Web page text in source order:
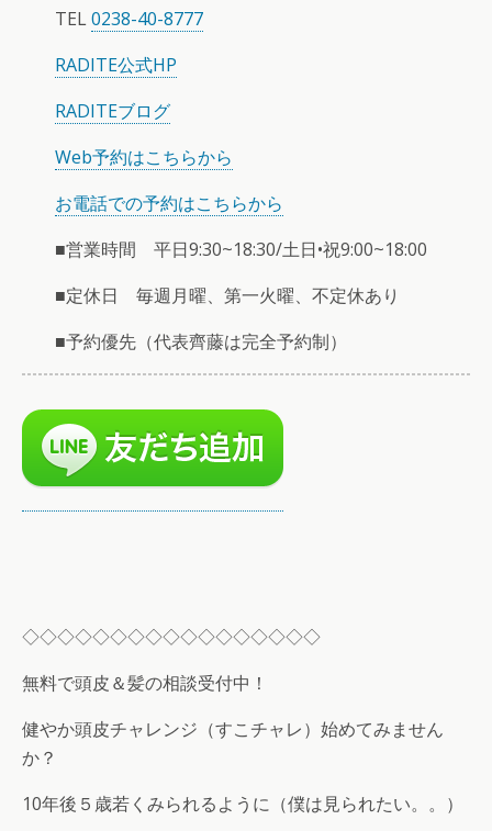
TEL0238-40-8777
RADITE公式HP
RADITEブログ
Web予約はこちらから
お電話での予約はこちらから
■営業時間 平日9:30~18:30/土日•祝9:00~18:00
■定休日 毎週月曜、第一火曜、不定休あり
■予約優先（代表齊藤は完全予約制）
◇◇◇◇◇◇◇◇◇◇◇◇◇◇◇◇◇
無料で頭皮＆髪の相談受付中！
健やか頭皮チャレンジ（すこチャレ）始めてみません
か？
10年後５歳若くみられるように（僕は見られたい。。）